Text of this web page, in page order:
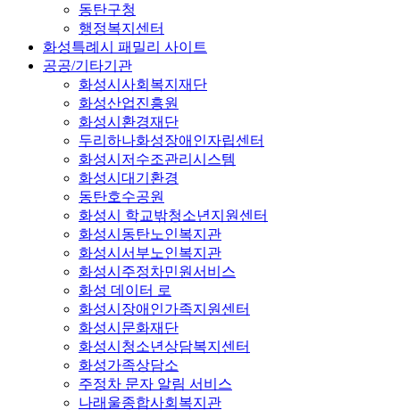
동탄구청
행정복지센터
화성특례시 패밀리 사이트
공공/기타기관
화성시사회복지재단
화성산업진흥원
화성시환경재단
두리하나화성장애인자립센터
화성시저수조관리시스템
화성시대기환경
동탄호수공원
화성시 학교밖청소년지원센터
화성시동탄노인복지관
화성시서부노인복지관
화성시주정차민원서비스
화성 데이터 로
화성시장애인가족지원센터
화성시문화재단
화성시청소년상담복지센터
화성가족상담소
주정차 문자 알림 서비스
나래울종합사회복지관